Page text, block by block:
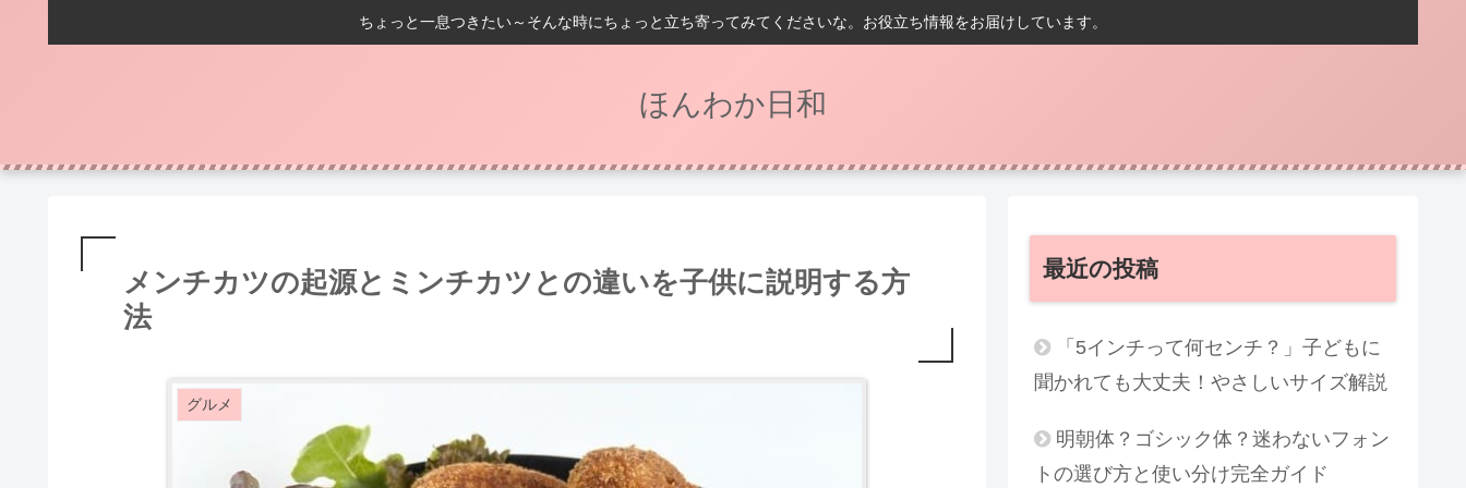
ちょっと一息つきたい～そんな時にちょっと立ち寄ってみてくださいな。お役立ち情報をお届けしています。
ほんわか日和
メンチカツの起源とミンチカツとの違いを子供に説明する方
法
グルメ
最近の投稿
「5インチって何センチ？」子どもに
聞かれても大丈夫！やさしいサイズ解説
明朝体？ゴシック体？迷わないフォン
トの選び方と使い分け完全ガイド